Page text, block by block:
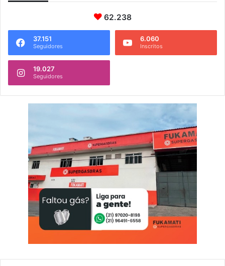
62.238
37.151
Seguidores
6.060
Inscritos
19.027
Seguidores